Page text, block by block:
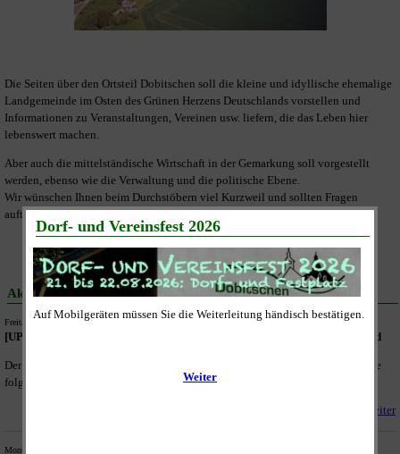
Die Seiten über den Ortsteil Dobitschen soll die kleine und idyllische ehemalige
Landgemeinde im Osten des Grünen Herzens Deutschlands vorstellen und
Informationen zu Veranstaltungen, Vereinen usw. liefern, die das Leben hier
lebenswert machen.
Aber auch die mittelständische Wirtschaft in der Gemarkung soll vorgestellt
werden, ebenso wie die Verwaltung und die politische Ebene.
Wir wünschen Ihnen beim Durchstöbern viel Kurzweil und sollten Fragen
auftreten, können Sie sich über das Kontaktformular an uns wenden.
Aktuelle Nachrichten
Freitag, 07.08.2026 - 12:15 Uhr
[UPDATE, 07.08.2026] Straßensperrungen im Landkreis Altenburger Land
Der Fachdienst Staßenverkehr des Landratsamtes Altenburger Land meldet die
folgenden Straßensperrungen im Landkreis.
Weiter
Montag, 27.07.2026 - 10:00 Uhr